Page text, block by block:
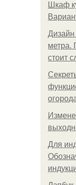
Шкаф
Дизайн
метра.
стоит
Для